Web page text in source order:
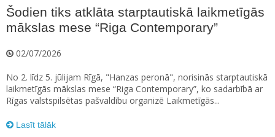
Šodien tiks atklāta starptautiskā laikmetīgās
mākslas mese “Riga Contemporary”
02/07/2026
No 2. līdz 5. jūlijam Rīgā, "Hanzas peronā", norisinās starptautiskā
laikmetīgās mākslas mese “Riga Contemporary”, ko sadarbībā ar
Rīgas valstspilsētas pašvaldību organizē Laikmetīgās...
Lasīt tālāk